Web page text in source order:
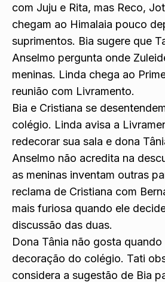
com Juju e Rita, mas Reco,
chegam ao Himalaia pouco
suprimentos. Bia sugere que
Anselmo pergunta onde
meninas. Linda chega ao
reunião com Livramento.
Bia e Cristiana se
colégio. Linda avisa a
redecorar sua sala e dona
Anselmo não acredita na
as meninas inventam outras
reclama de Cristiana com
mais furiosa quando ele
discussão das duas.
Dona Tânia não gosta
decoração do colégio. Tati
considera a sugestão de Bia